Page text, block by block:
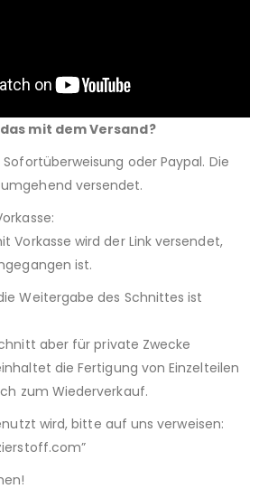
mit dem Versand?
oder Paypal. Die
versendet.
Vorkasse wird der Link versendet,
ist.
Weitergabe des Schnittes ist
aber für private Zwecke
die Fertigung von Einzelteilen
zum Wiederverkauf.
wird, bitte auf uns verweisen: